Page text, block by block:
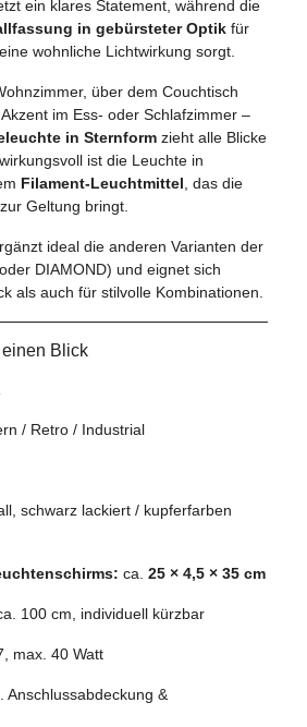
ein klares Statement, während die
in gebürsteter Optik für
wohnliche Lichtwirkung sorgt.
über dem Couchtisch
im Ess- oder Schlafzimmer –
in Sternform zieht alle Blicke
ist die Leuchte in
Filament-Leuchtmittel , das die
Geltung bringt.
ideal die anderen Varianten der
DIAMOND) und eignet sich
als auch für stilvolle Kombinationen.
Blick
/ Retro / Industrial
schwarz lackiert / kupferfarben
ca. 25 × 4,5 × 35 cm
100 cm, individuell kürzbar
max. 40 Watt
Anschlussabdeckung &